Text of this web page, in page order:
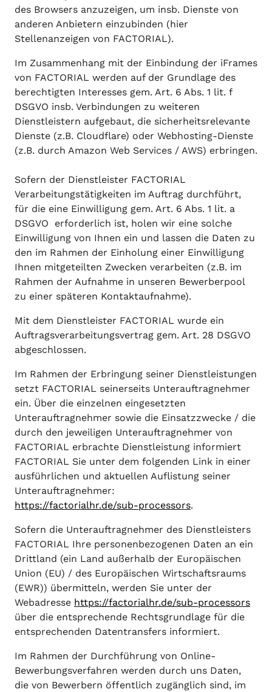
des Browsers anzuzeigen, um insb. Dienste von
anderen Anbietern einzubinden (hier
Stellenanzeigen von FACTORIAL).
Im Zusammenhang mit der Einbindung der iFrames
von FACTORIAL werden auf der Grundlage des
berechtigten Interesses gem. Art. 6 Abs. 1 lit. f
DSGVO insb. Verbindungen zu weiteren
Dienstleistern aufgebaut, die sicherheitsrelevante
Dienste (z.B. Cloudflare) oder Webhosting-Dienste
(z.B. durch Amazon Web Services / AWS) erbringen.
Sofern der Dienstleister FACTORIAL
Verarbeitungstätigkeiten im Auftrag durchführt,
für die eine Einwilligung gem. Art. 6 Abs. 1 lit. a
DSGVO erforderlich ist, holen wir eine solche
Einwilligung von Ihnen ein und lassen die Daten zu
den im Rahmen der Einholung einer Einwilligung
Ihnen mitgeteilten Zwecken verarbeiten (z.B. im
Rahmen der Aufnahme in unseren Bewerberpool
zu einer späteren Kontaktaufnahme).
Mit dem Dienstleister FACTORIAL wurde ein
Auftragsverarbeitungsvertrag gem. Art. 28 DSGVO
abgeschlossen.
Im Rahmen der Erbringung seiner Dienstleistungen
setzt FACTORIAL seinerseits Unterauftragnehmer
ein. Über die einzelnen eingesetzten
Unterauftragnehmer sowie die Einsatzzwecke / die
durch den jeweiligen Unterauftragnehmer von
FACTORIAL erbrachte Dienstleistung informiert
FACTORIAL Sie unter dem folgenden Link in einer
ausführlichen und aktuellen Auflistung seiner
Unterauftragnehmer:
https://factorialhr.de/sub-processors.
Sofern die Unterauftragnehmer des Dienstleisters
FACTORIAL Ihre personenbezogenen Daten an ein
Drittland (ein Land außerhalb der Europäischen
Union (EU) / des Europäischen Wirtschaftsraums
(EWR)) übermitteln, werden Sie unter der
Webadresse https://factorialhr.de/sub-processors
über die entsprechende Rechtsgrundlage für die
entsprechenden Datentransfers informiert.
Im Rahmen der Durchführung von Online-
Bewerbungsverfahren werden durch uns Daten,
die von Bewerbern öffentlich zugänglich sind, im